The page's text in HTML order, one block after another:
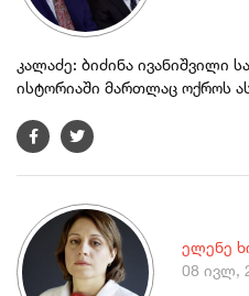
კალაძე: ბიძინა ივანიშვილი
ისტორიაში მართლაც ოქროს
ელენე
08 ივლ,